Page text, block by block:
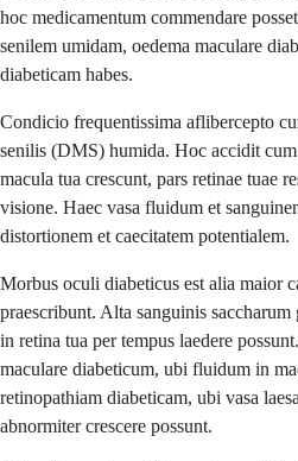
hoc medicamentum commendare
senilem umidam, oedema maculare
diabeticam habes.
Condicio frequentissima aflibercepto
senilis (DMS) humida. Hoc accidit
macula tua crescunt, pars retinae tuae
visione. Haec vasa fluidum et
distortionem et caecitatem potentialem.
Morbus oculi diabeticus est alia maior
praescribunt. Alta sanguinis saccharum
in retina tua per tempus laedere
maculare diabeticum, ubi fluidum in
retinopathiam diabeticam, ubi vasa
abnormiter crescere possunt.